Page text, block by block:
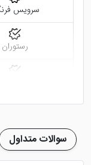
سرویس
رستوران
سوالات متداول